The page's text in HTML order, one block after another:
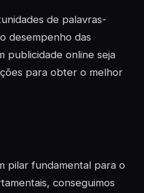
de palavras-
desempenho das
publicidade online seja
para obter o melhor
pilar fundamental para o
conseguimos